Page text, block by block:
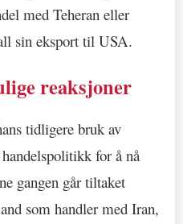
med Teheran eller
sin eksport til USA.
reaksjoner
tidligere bruk av
for å nå
gangen går tiltaket
som handler med Iran,